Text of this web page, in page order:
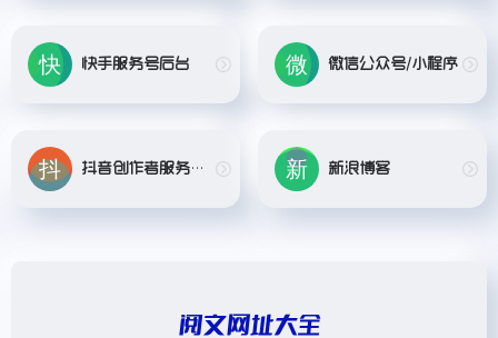
快手服务号后台 微信公众号/小程序
抖音创作者服务中心 新浪博客